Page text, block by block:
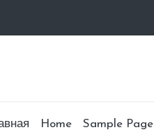
Home Sample Page